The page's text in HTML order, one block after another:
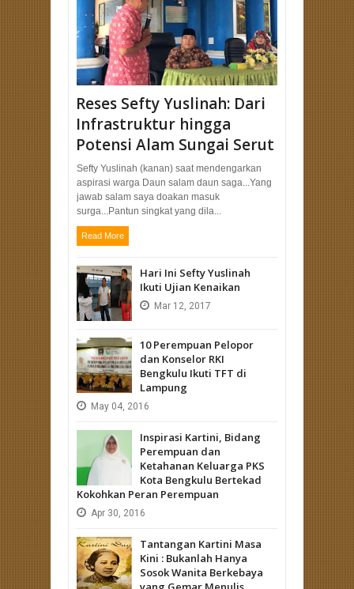
Reses Sefty Yuslinah: Dari
Infrastruktur hingga
Potensi Alam Sungai Serut
Sefty Yuslinah (kanan) saat mendengarkan
aspirasi warga Daun salam daun saga...Yang
jawab salam saya doakan masuk
surga...Pantun singkat yang dila...
Read More
Hari Ini Sefty Yuslinah
Ikuti Ujian Kenaikan
Mar 12, 2017
10 Perempuan Pelopor
dan Konselor RKI
Bengkulu Ikuti TFT di
Lampung
May 04, 2016
Inspirasi Kartini, Bidang
Perempuan dan
Ketahanan Keluarga PKS
Kota Bengkulu Bertekad
Kokohkan Peran Perempuan
Apr 30, 2016
Tantangan Kartini Masa
Kini : Bukanlah Hanya
Sosok Wanita Berkebaya